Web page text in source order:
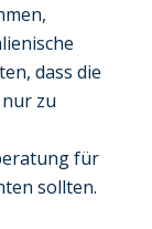
dass die
zu
für
sollten.